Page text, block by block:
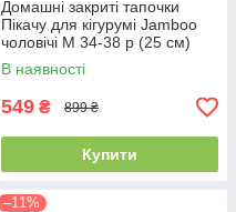
Домашні закриті тапочки
Пікачу для кігурумі Jamboo
чоловічі M 34-38 р (25 см)
жовті
В наявності
549 ₴ 899 ₴
Купити
–11%